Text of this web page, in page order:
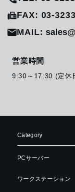
FAX: 03-
MAIL:
営業時間
9:30～17:30 (定休
Category
PCサーバー
ワークステーション